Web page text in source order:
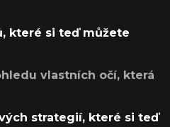
které si teď můžete
vlastních očí, která
strategií, které si teď